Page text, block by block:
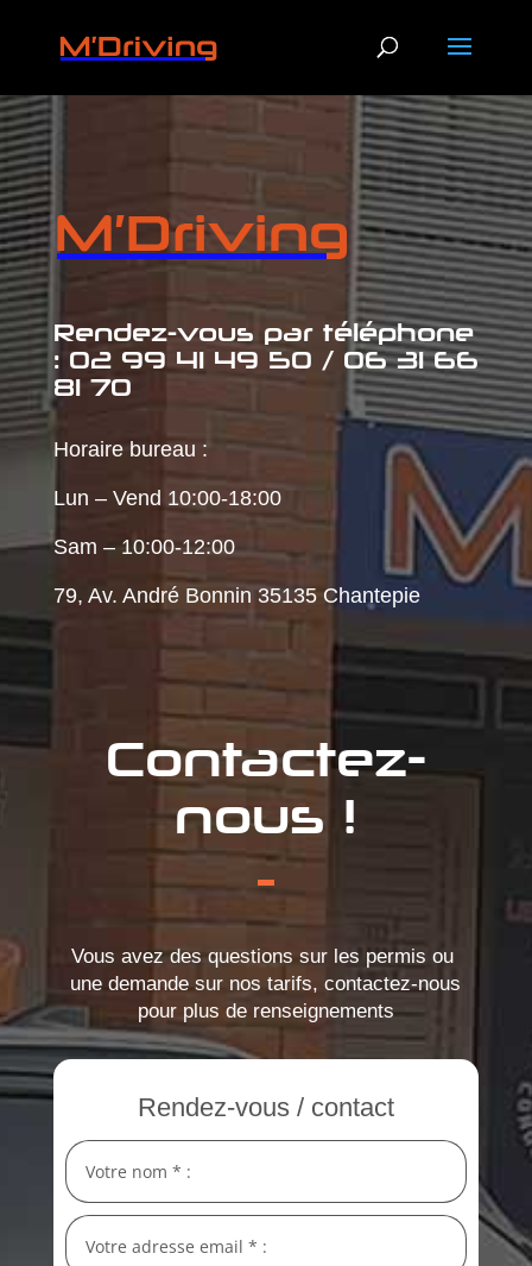
Rendez-vous par téléphone
: 02 99 41 49 50 / 06 31 66
81 70
Horaire bureau :
Lun – Vend 10:00-18:00
Sam – 10:00-12:00
79, Av. André Bonnin 35135 Chantepie
Contactez-
nous !
Vous avez des questions sur les permis ou
une demande sur nos tarifs, contactez-nous
pour plus de renseignements
Rendez-vous / contact